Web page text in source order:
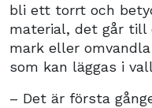
bli ett torrt och
material, det går till
mark eller
som kan läggas i
– Det är första